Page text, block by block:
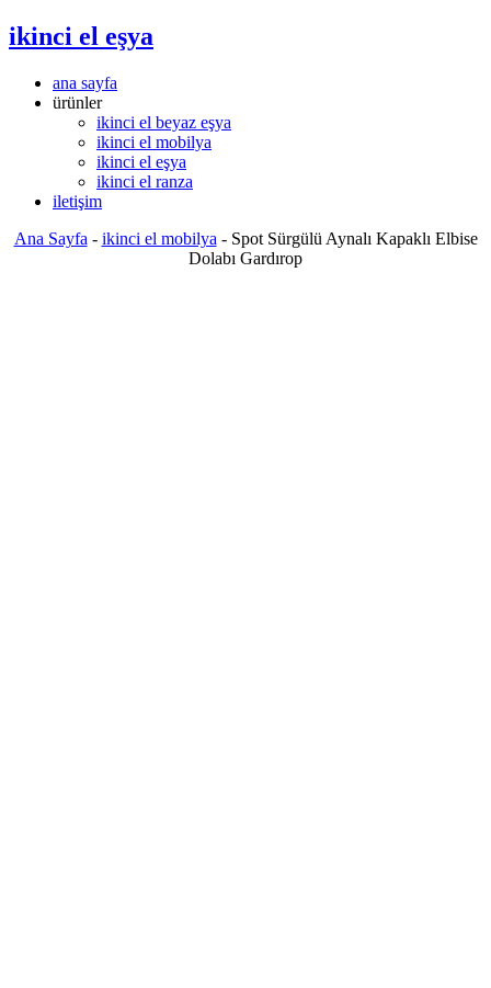
ikinci el eşya
ana sayfa
ürünler
ikinci el beyaz eşya
ikinci el mobilya
ikinci el eşya
ikinci el ranza
iletişim
Ana Sayfa - ikinci el mobilya - Spot Sürgülü Aynalı Kapaklı Elbise
Dolabı Gardırop